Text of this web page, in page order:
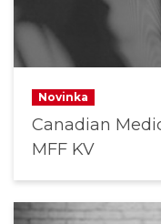
Novinka
Canadian
MFF KV